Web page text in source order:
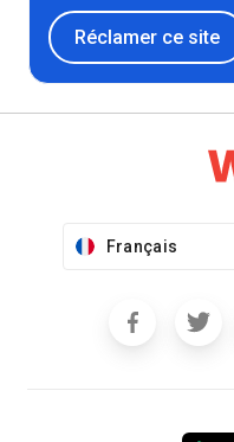
Réclamer ce site
Français